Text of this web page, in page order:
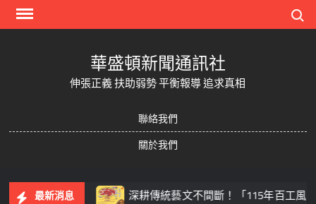
Skip
華盛頓新聞通訊社
伸張正義 扶助弱勢 平衡報導 追求真相
聯絡我們
關於我們
最新消息
無人機足球 深耕傳統藝文不間斷！「115年百工風華